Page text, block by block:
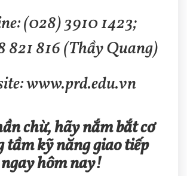
(028) 3910 1423;
821 816 (Thầy Quang)
www.prd.edu.vn
chừ, hãy nắm bắt cơ
tầm kỹ năng giao tiếp
hôm nay!